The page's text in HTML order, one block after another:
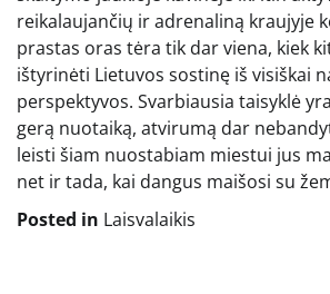
reikalaujančių ir adrenaliną kraujyje
prastas oras tėra tik dar viena, kiek
ištyrinėti Lietuvos sostinę iš visiškai
perspektyvos. Svarbiausia taisyklė
gerą nuotaiką, atvirumą dar
leisti šiam nuostabiam miestui jus
net ir tada, kai dangus maišosi su
Posted in Laisvalaikis